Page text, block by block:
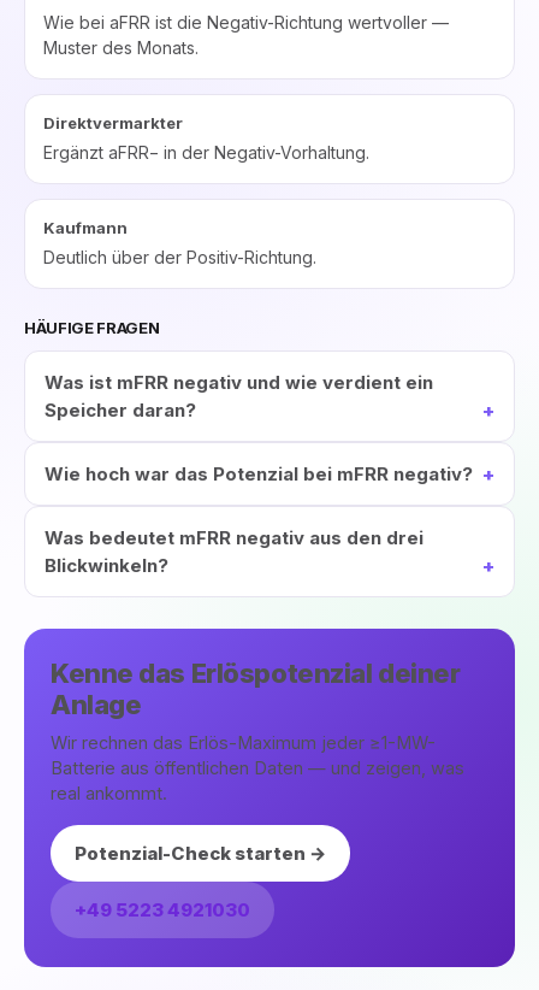
Wie bei aFRR ist die Negativ-Richtung wertvoller —
Muster des Monats.
Direktvermarkter
Ergänzt aFRR− in der Negativ-Vorhaltung.
Kaufmann
Deutlich über der Positiv-Richtung.
HÄUFIGE FRAGEN
Was ist mFRR negativ und wie verdient ein
Speicher daran?
Wie hoch war das Potenzial bei mFRR negativ?
Was bedeutet mFRR negativ aus den drei
Blickwinkeln?
Kenne das Erlöspotenzial deiner
Anlage
Wir rechnen das Erlös-Maximum jeder ≥1-MW-
Batterie aus öffentlichen Daten — und zeigen, was
real ankommt.
Potenzial-Check starten →
+49 5223 4921030